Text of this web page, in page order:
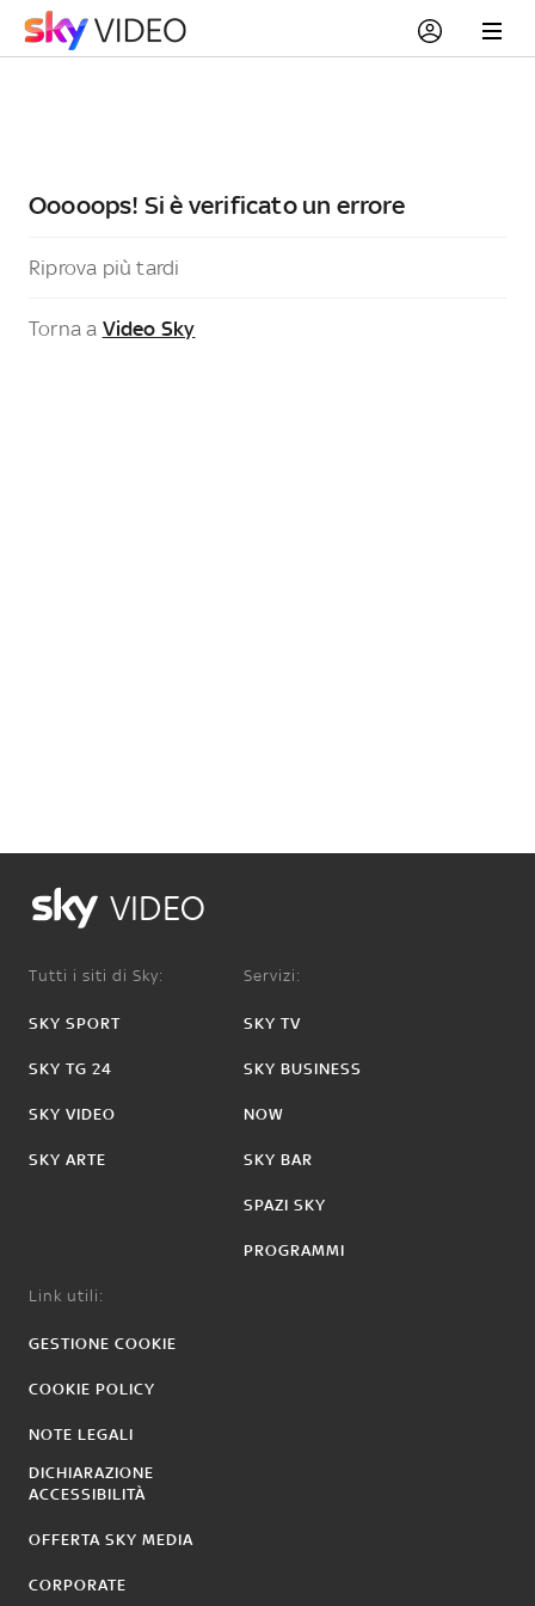
Ooooops! Si è verificato un errore
Riprova più tardi
Torna a Video Sky
VIDEO
Tutti i siti di Sky:
SKY SPORT
SKY TG 24
SKY VIDEO
SKY ARTE
Servizi:
SKY TV
SKY BUSINESS
NOW
SKY BAR
SPAZI SKY
PROGRAMMI
Link utili:
GESTIONE COOKIE
COOKIE POLICY
NOTE LEGALI
DICHIARAZIONE
ACCESSIBILITÀ
OFFERTA SKY MEDIA
CORPORATE